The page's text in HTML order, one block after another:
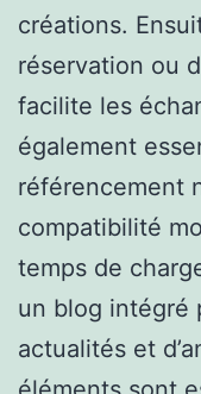
créations.
réservation ou
facilite les
également
référencement
compatibilité
temps de
un blog intégré
actualités et